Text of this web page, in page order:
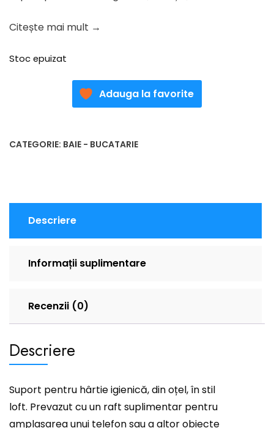
Citește mai mult →
Stoc epuizat
Adauga la favorite
CATEGORIE: BAIE - BUCATARIE
Descriere
Informații suplimentare
Recenzii (0)
Descriere
Suport pentru hârtie igienică, din oțel, în stil
loft. Prevazut cu un raft suplimentar pentru
amplasarea unui telefon sau a altor obiecte